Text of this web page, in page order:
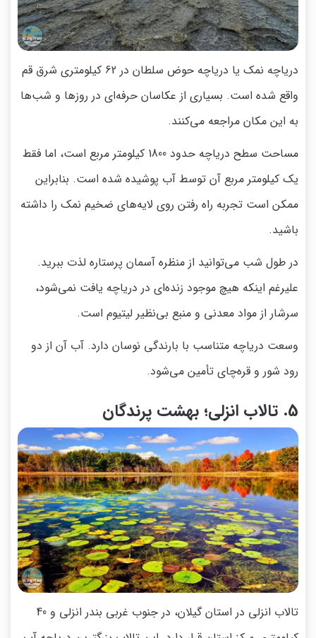
دریاچه نمک یا دریاچه حوض سلطان در 62 کیلومتری شرق قم
واقع شده است. بسیاری از عکاسان حرفه‌ای در روزها و شب‌ها
به این مکان مراجعه می‌کنند.
مساحت سطح دریاچه حدود 1800 کیلومتر مربع است، اما فقط
یک کیلومتر مربع آن توسط آب پوشیده شده است. بنابراین
ممکن است تجربه راه رفتن روی لایه‌های ضخیم نمک را داشته
باشید.
در طول شب می‌توانید از منظره آسمان پرستاره لذت ببرید.
علیرغم اینکه هیچ موجود زنده‌ای در دریاچه یافت نمی‌شود،
سرشار از مواد معدنی و منبع بی‌نظیر لیتیوم است.
وسعت دریاچه متناسب با بارندگی نوسان دارد. آب آن از دو
رود شور و قره‌چای تأمین می‌شود.
5. تالاب انزلی؛ بهشت پرندگان
تالاب انزلی در استان گیلان، در جنوب غربی بندر انزلی و 40